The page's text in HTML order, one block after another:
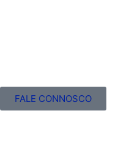
FALE CONNOSCO